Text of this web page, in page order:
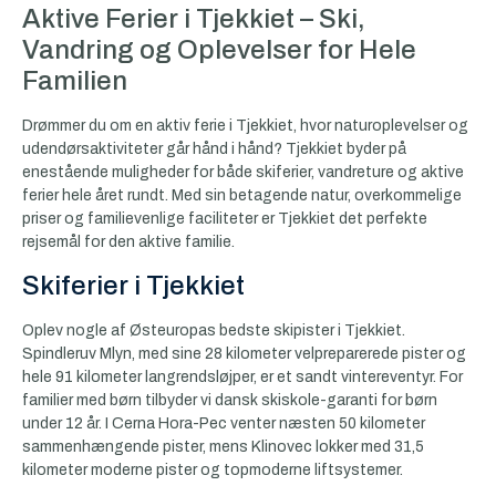
Aktive Ferier i Tjekkiet – Ski,
Vandring og Oplevelser for Hele
Familien
Drømmer du om en aktiv ferie i Tjekkiet, hvor naturoplevelser og
udendørsaktiviteter går hånd i hånd? Tjekkiet byder på
enestående muligheder for både skiferier, vandreture og aktive
ferier hele året rundt. Med sin betagende natur, overkommelige
priser og familievenlige faciliteter er Tjekkiet det perfekte
rejsemål for den aktive familie.
Skiferier i Tjekkiet
Oplev nogle af Østeuropas bedste skipister i Tjekkiet.
Spindleruv Mlyn, med sine 28 kilometer velpreparerede pister og
hele 91 kilometer langrendsløjper, er et sandt vintereventyr. For
familier med børn tilbyder vi dansk skiskole-garanti for børn
under 12 år. I Cerna Hora-Pec venter næsten 50 kilometer
sammenhængende pister, mens Klinovec lokker med 31,5
kilometer moderne pister og topmoderne liftsystemer.